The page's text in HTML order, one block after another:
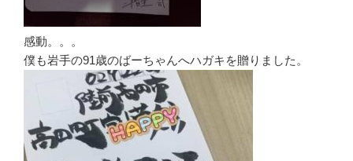
感動。。。
僕も岩手の91歳のばーちゃんへハガキを贈りました。